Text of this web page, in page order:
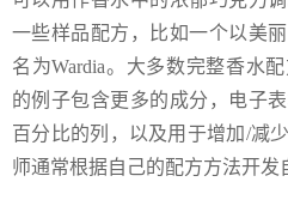
一些样品配方，比如一个以美
名为Wardia。大多数完整香水
的例子包含更多的成分，电子
百分比的列，以及用于增加/减
师通常根据自己的配方方法开发